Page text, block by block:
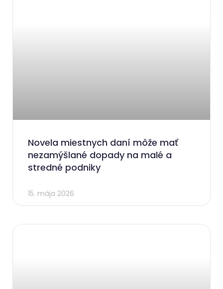
Novela miestnych daní môže mať
nezamýšlané dopady na malé a
stredné podniky
15. mája 2026